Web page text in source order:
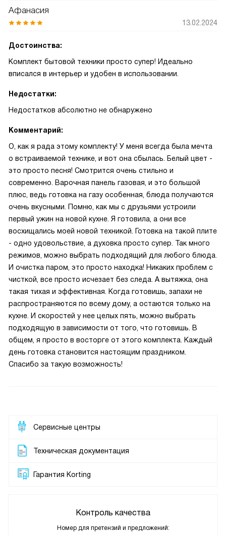
Афанасия
13.02.2024
Достоинства:
Комплект бытовой техники просто супер! Идеально
вписался в интерьер и удобен в использовании.
Недостатки:
Недостатков абсолютно не обнаружено
Комментарий:
О, как я рада этому комплекту! У меня всегда была мечта
о встраиваемой технике, и вот она сбылась. Белый цвет -
это просто песня! Смотрится очень стильно и
современно. Варочная панель газовая, и это большой
плюс, ведь готовка на газу особенная, блюда получаются
очень вкусными. Помню, как мы с друзьями устроили
первый ужин на новой кухне. Я готовила, а они все
восхищались моей новой техникой. Готовка на такой плите
- одно удовольствие, а духовка просто супер. Так много
режимов, можно выбрать подходящий для любого блюда.
И очистка паром, это просто находка! Никаких проблем с
чисткой, все просто исчезает без следа. А вытяжка, она
такая тихая и эффективная. Когда готовишь, запахи не
распространяются по всему дому, а остаются только на
кухне. И скоростей у нее целых пять, можно выбрать
подходящую в зависимости от того, что готовишь. В
общем, я просто в восторге от этого комплекта. Каждый
день готовка становится настоящим праздником.
Спасибо за такую возможность!
Сервисные центры
Техническая документация
Гарантия Korting
Контроль качества
Номер для претензий и предложений: